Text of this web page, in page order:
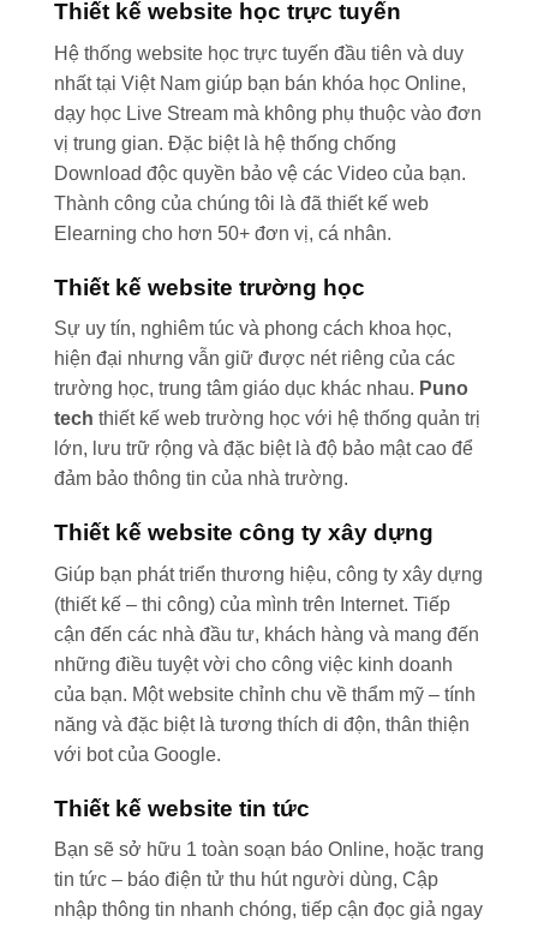
Thiết kế website học trực tuyến
Hệ thống website học trực tuyến đầu tiên và duy
nhất tại Việt Nam giúp bạn bán khóa học Online,
dạy học Live Stream mà không phụ thuộc vào đơn
vị trung gian. Đặc biệt là hệ thống chống
Download độc quyền bảo vệ các Video của bạn.
Thành công của chúng tôi là đã thiết kế web
Elearning cho hơn 50+ đơn vị, cá nhân.
Thiết kế website trường học
Sự uy tín, nghiêm túc và phong cách khoa học,
hiện đại nhưng vẫn giữ được nét riêng của các
trường học, trung tâm giáo dục khác nhau. Puno
tech thiết kế web trường học với hệ thống quản trị
lớn, lưu trữ rộng và đặc biệt là độ bảo mật cao để
đảm bảo thông tin của nhà trường.
Thiết kế website công ty xây dựng
Giúp bạn phát triển thương hiệu, công ty xây dựng
(thiết kế – thi công) của mình trên Internet. Tiếp
cận đến các nhà đầu tư, khách hàng và mang đến
những điều tuyệt vời cho công việc kinh doanh
của bạn. Một website chỉnh chu về thẩm mỹ – tính
năng và đặc biệt là tương thích di độn, thân thiện
với bot của Google.
Thiết kế website tin tức
Bạn sẽ sở hữu 1 toàn soạn báo Online, hoặc trang
tin tức – báo điện tử thu hút người dùng, Cập
nhập thông tin nhanh chóng, tiếp cận đọc giả ngay